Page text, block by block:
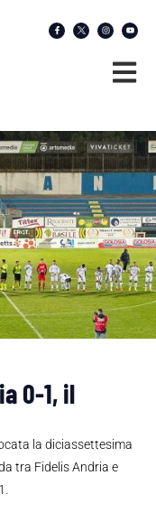
0-1, il
la diciassettesima
tra Fidelis Andria e